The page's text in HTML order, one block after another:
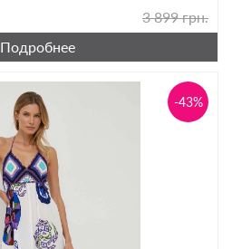
3 899 грн.
Подробнее
-43%